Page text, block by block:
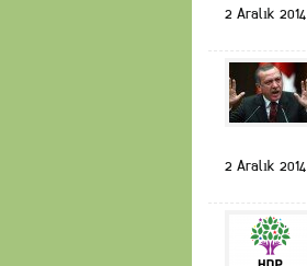
2 Aralık 2014
2 Aralık 2014